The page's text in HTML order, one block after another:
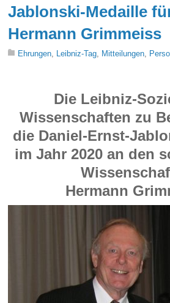
Jablonski-Medaille
Hermann Grimmeiss
Ehrungen Leibniz-Tag Mitteilungen
Die Leibniz-
Wissenschaften zu
die Daniel-Ernst-
im Jahr 2020 an den
Hermann